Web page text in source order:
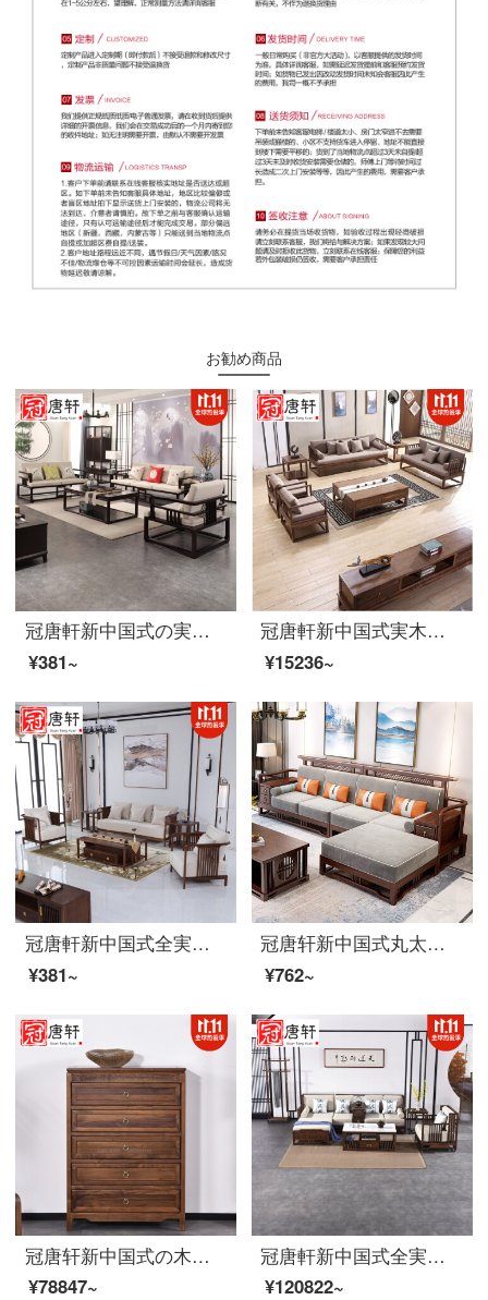
お勧め商品
冠唐軒新中国式の実木ソファ現代簡単な様式室の家具とリビングの布芸ソファーのセットを組み合わせてカスタマイズして注文金を注文します。
¥381~
冠唐軒新中国式実木禅意ソファセット簡単中国風別荘会所客間の家具セットオーダーメイドシングルソファ
¥15236~
冠唐軒新中国式全実木ソファ簡単現代黒胡桃木小戸型客間家具禅意布芸ソファーセット家庭用カスタム色サイズオーダーメイド定金
¥381~
冠唐轩新中国式丸太の回転角ソファーの贵妃の别荘の家具の木L型の小さな家型の布芸のソファーの家具はL型ソファの色のサイズを注文して注文して金を注文します。
¥762~
冠唐轩新中国式の木の五斗棚現代の黒胡桃の木の彫刻のレースの戸棚の戸棚の戸棚の置物の装飾の戸棚の家具はカスタマイズして五斗の戸棚(胡桃の木)をつくります。
¥78847~
冠唐軒新中国式全実木ソファ現代黒胡桃木別荘禅意家装客間L字角貴妃ソファオーダーメイド三名様
¥120822~